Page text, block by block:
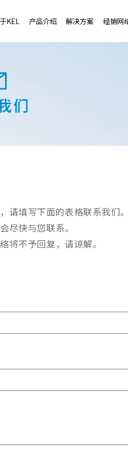
KEL 产品介绍 解决方案 经销网
请填写下面的表格联系我们。
尽快与您联系。
将不予回复，请谅解。